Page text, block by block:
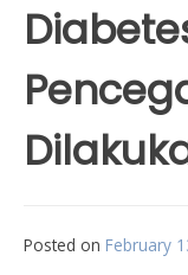
Posted on February